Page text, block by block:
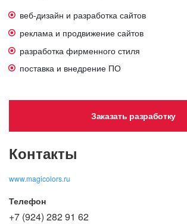
веб-дизайн и разработка сайтов
реклама и продвижение сайтов
разработка фирменного стиля
поставка и внедрение ПО
Заказать разработку
Контакты
www.magicolors.ru
Телефон
+7 (924) 282 91 62